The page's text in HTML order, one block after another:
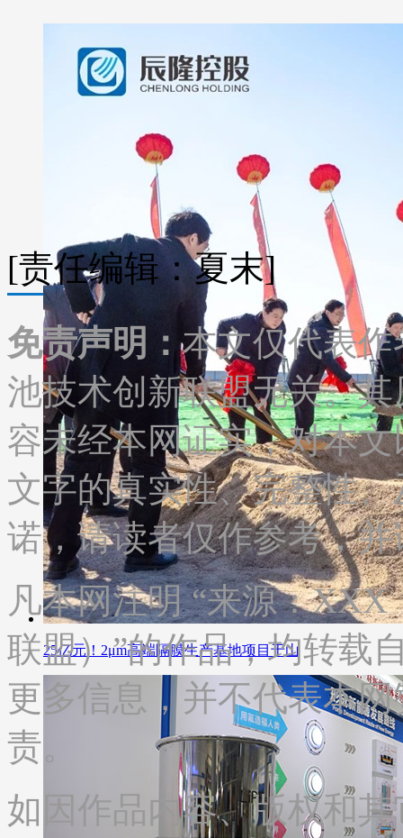
25亿元！2μm‌高端隔膜生产基地项目于山
[责任编辑：夏末]
免责声明：本文仅代表
池技术创新联盟无关。
容未经本网证实，对本
文字的真实性、完整性
诺，请读者仅作参考，
凡本网注明 “来源：
联盟）”的作品，均转载
更多信息，并不代表本
责。
如因作品内容、版权和